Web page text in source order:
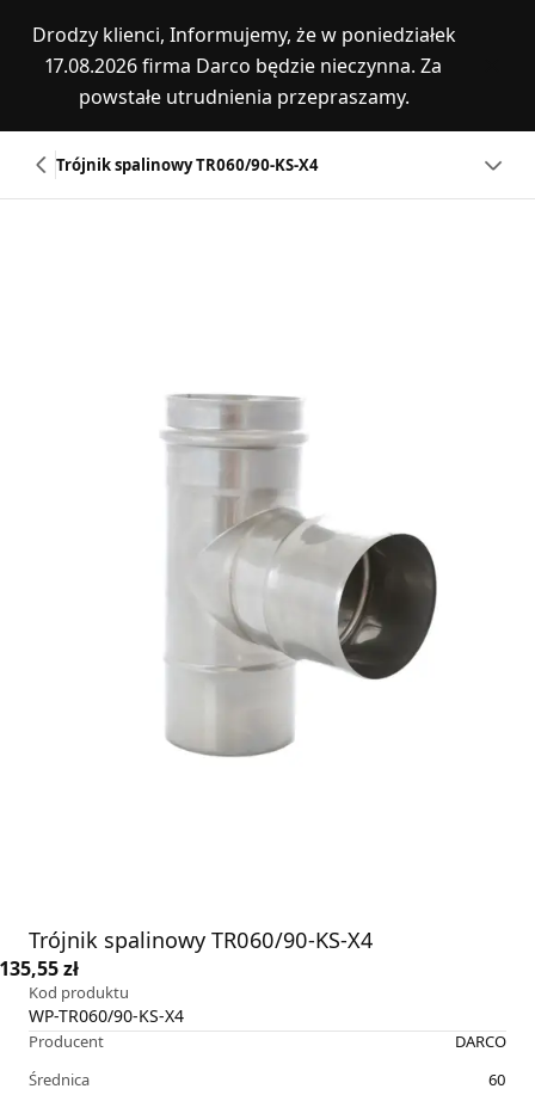
Drodzy klienci, Informujemy, że w poniedziałek
17.08.2026 firma Darco będzie nieczynna. Za
powstałe utrudnienia przepraszamy.
Trójnik spalinowy TR060/90-KS-X4
Trójnik spalinowy TR060/90-KS-X4
135,55 zł
Kod produktu
WP-TR060/90-KS-X4
Producent
DARCO
Średnica
60